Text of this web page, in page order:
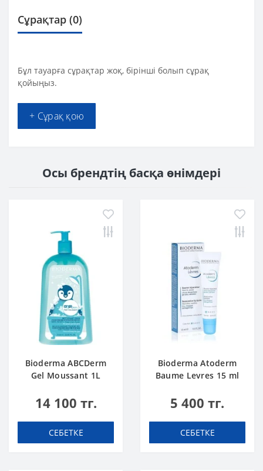
Сұрақтар (0)
Бұл тауарға сұрақтар жоқ, бірінші болып сұрақ
қойыңыз.
+ Сұрақ қою
Осы брендтің басқа өнімдері
Bioderma ABCDerm
Gel Moussant 1L
14 100 тг.
СЕБЕТКЕ
Bioderma Atoderm
Baume Levres 15 ml
5 400 тг.
СЕБЕТКЕ